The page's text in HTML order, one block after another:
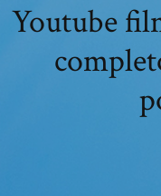
Youtube